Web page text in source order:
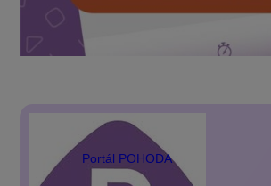
Portál POHODA